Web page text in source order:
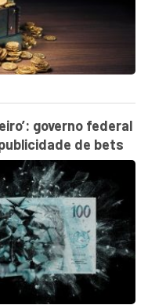
governo federal
de bets